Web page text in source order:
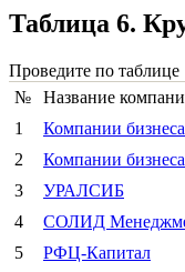
Таблица 6.
Проведите по таблице
№
Название
1
Компании
2
Компании
3
УРАЛСИБ
4
СОЛИД
5
РФЦ-Капитал